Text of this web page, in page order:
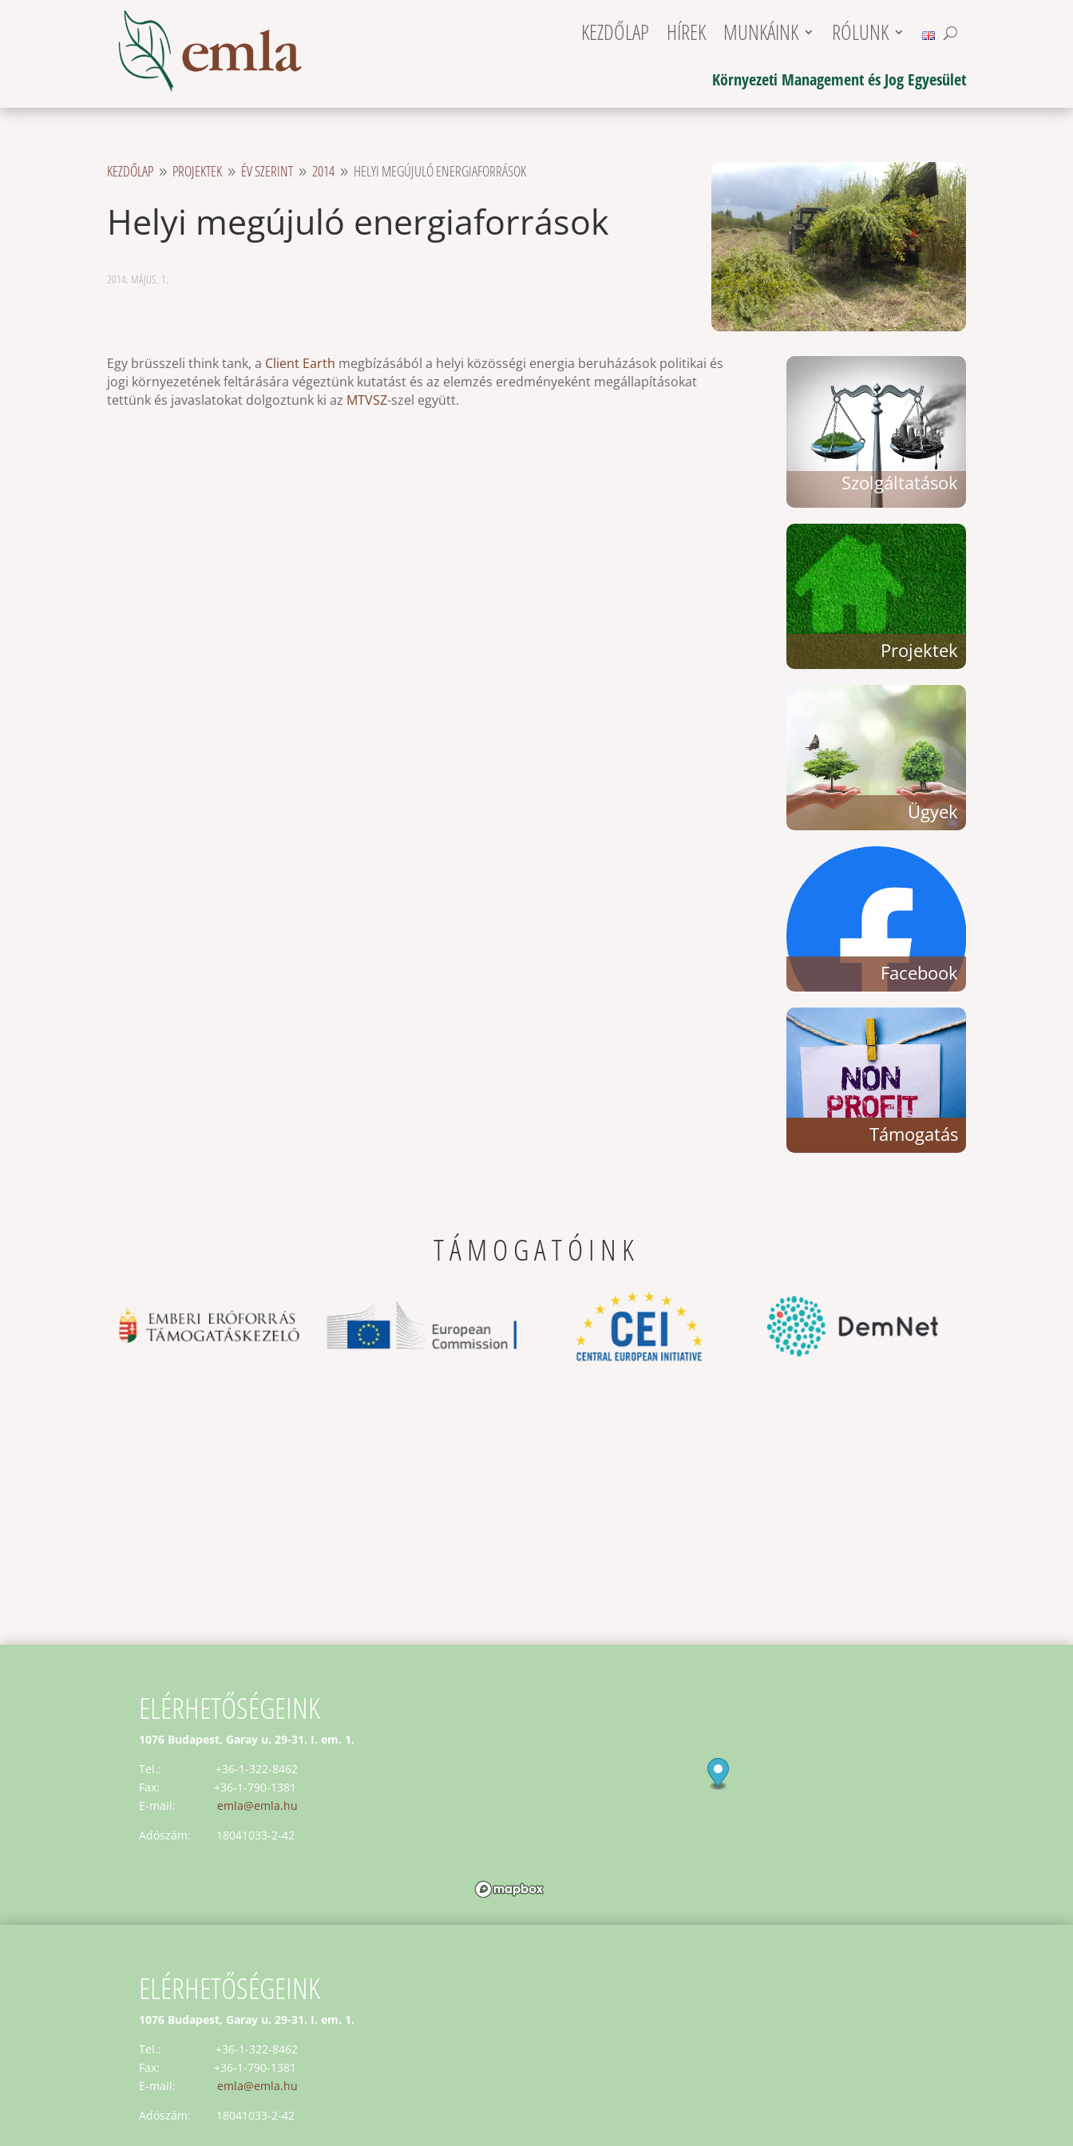
KEZDŐLAP HÍREK MUNKÁINK RÓLUNK
Környezeti Management és Jog Egyesület
KEZDŐLAP 9 PROJEKTEK 9 ÉV SZERINT 9 2014 9 HELYI MEGÚJULÓ ENERGIAFORRÁSOK
Helyi megújuló energiaforrások
2014. MÁJUS. 1.
Egy brüsszeli think tank, a Client Earth megbízásából a helyi közösségi energia beruházások politikai és
jogi környezetének feltárására végeztünk kutatást és az elemzés eredményeként megállapításokat
tettünk és javaslatokat dolgoztunk ki az MTVSZ-szel együtt.
Szolgáltatások
Projektek
Ügyek
Facebook
Támogatás
TÁMOGATÓINK
ELÉRHETŐSÉGEINK
1076 Budapest, Garay u. 29-31. I. em. 1.
Tel.: +36-1-322-8462
Fax: +36-1-790-1381
E-mail:emla@emla.hu
Adószám: 18041033-2-42
ELÉRHETŐSÉGEINK
1076 Budapest, Garay u. 29-31. I. em. 1.
Tel.: +36-1-322-8462
Fax: +36-1-790-1381
E-mail:emla@emla.hu
Adószám: 18041033-2-42